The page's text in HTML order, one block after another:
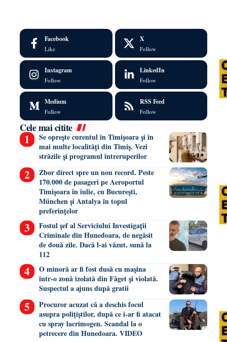
Facebook
Like
X
Follow
Instagram
Follow
LinkedIn
Follow
Medium
Follow
RSS Feed
Follow
Cele mai citite
Se oprește curentul în Timișoara și în
mai multe localități din Timiș. Vezi
străzile și programul întreruperilor
Zbor direct spre un nou record. Peste
170.000 de pasageri pe Aeroportul
Timișoara în iulie, cu București,
München și Antalya în topul
preferințelor
Fostul șef al Serviciului Investigații
Criminale din Hunedoara, de negăsit
de două zile. Dacă l-ai văzut, sună la
112
O minoră ar fi fost dusă cu mașina
într-o zonă izolată din Făget și violată.
Suspectul a ajuns după gratii
Procuror acuzat că a deschis focul
asupra polițiștilor, după ce i-ar fi atacat
cu spray lacrimogen. Scandal la o
petrecere din Hunedoara. VIDEO